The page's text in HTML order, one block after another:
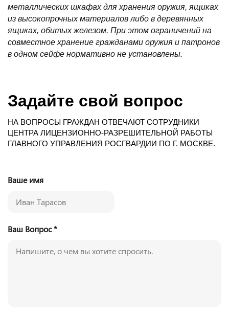
металлических шкафах для хранения оружия, ящиках
из высокопрочных материалов либо в деревянных
ящиках, обитых железом. При этом ограничений на
совместное хранение гражданами оружия и патронов
в одном сейфе нормативно не установлены.
Задайте свой вопрос
НА ВОПРОСЫ ГРАЖДАН ОТВЕЧАЮТ СОТРУДНИКИ
ЦЕНТРА ЛИЦЕНЗИОННО-РАЗРЕШИТЕЛЬНОЙ РАБОТЫ
ГЛАВНОГО УПРАВЛЕНИЯ РОСГВАРДИИ ПО Г. МОСКВЕ.
Ваше имя
Ваш Вопрос *